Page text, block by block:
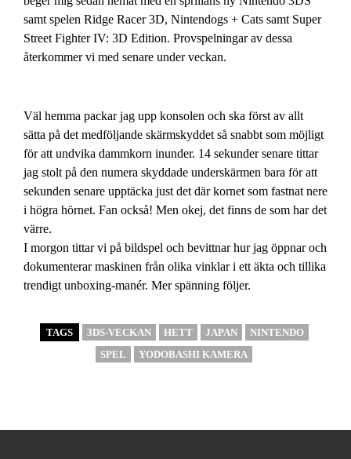
samt spelen Ridge Racer 3D, Nintendogs + Cats samt Super
Street Fighter IV: 3D Edition. Provspelningar av dessa
återkommer vi med senare under veckan.
Väl hemma packar jag upp konsolen och ska först av allt
sätta på det medföljande skärmskyddet så snabbt som möjligt
för att undvika dammkorn inunder. 14 sekunder senare tittar
jag stolt på den numera skyddade underskärmen bara för att
sekunden senare upptäcka just det där kornet som fastnat nere
i högra hörnet. Fan också! Men okej, det finns de som har det
värre.
I morgon tittar vi på bildspel och bevittnar hur jag öppnar och
dokumenterar maskinen från olika vinklar i ett äkta och tillika
trendigt unboxing-manér. Mer spänning följer.
TAGS 3DS-VECKAN HETT JAPAN
NINTENDO
SPEL
YODOBASHI KAMERA